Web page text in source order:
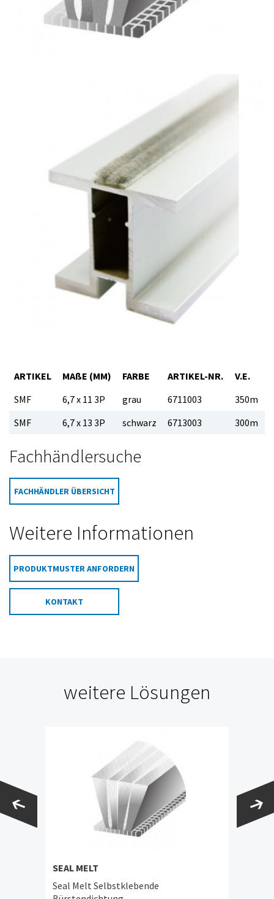
ARTIKEL MAßE (MM) FARBE ARTIKEL-NR.
V.E.
SMF
6,7 x 11 3P grau 6711003
350m
SMF
6,7 x 13 3P schwarz 6713003 300m
Fachhändlersuche
FACHHÄNDLER ÜBERSICHT
Weitere Informationen
PRODUKTMUSTER ANFORDERN
KONTAKT
weitere Lösungen
SEAL MELT
Seal Melt Selbstklebende